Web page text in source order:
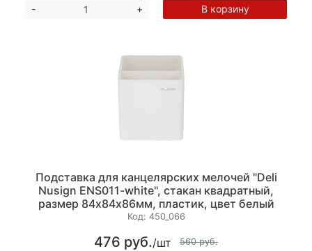
- + В корзину
Подставка для канцелярских мелочей "Deli
Nusign ENS011-white", стакан квадратный,
размер 84х84х86мм, пластик, цвет белый
Код: 450_066
476 руб./шт 560 руб.